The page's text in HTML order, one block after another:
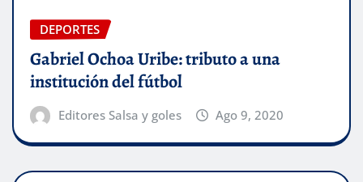
DEPORTES
Gabriel Ochoa Uribe: tributo a una
institución del fútbol
Editores Salsa y goles Ago 9, 2020